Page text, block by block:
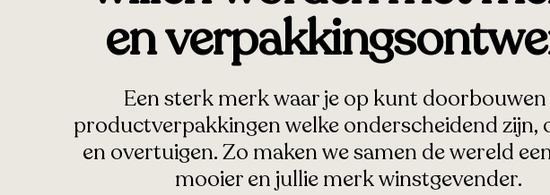
en
Een sterk merk waar je op kunt
productverpakkingen welke onderscheidend zijn,
en overtuigen. Zo maken we samen de wereld
mooier en jullie merk winstgevender.